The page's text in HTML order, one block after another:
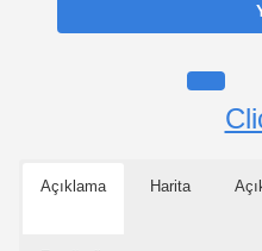
Açıklama Harita